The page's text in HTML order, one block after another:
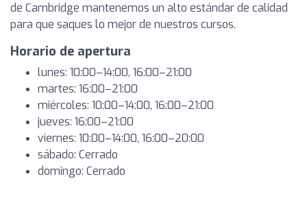
de Cambridge mantenemos un alto estándar de calidad
para que saques lo mejor de nuestros cursos.
Horario de apertura
lunes: 10:00–14:00, 16:00–21:00
martes: 16:00–21:00
miércoles: 10:00–14:00, 16:00–21:00
jueves: 16:00–21:00
viernes: 10:00–14:00, 16:00–20:00
sábado: Cerrado
domingo: Cerrado